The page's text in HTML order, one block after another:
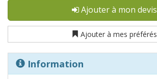
Ajouter à mon devis
Ajouter à mes préférés
Information